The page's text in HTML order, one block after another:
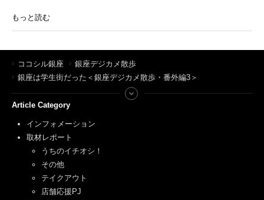
もっと読む
ココシル銀座
銀座デジカメ散歩
銀座は学生街だった＜銀座デジカメ散歩・番外編3＞
Article Category
インフォメーション
取材レポート
うちのイチオシ！
その他
テイクアウト
店舗応援PJ